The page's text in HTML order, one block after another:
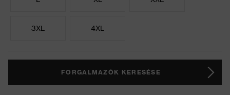
3XL 4XL
FORGALMAZÓK KERESÉSE